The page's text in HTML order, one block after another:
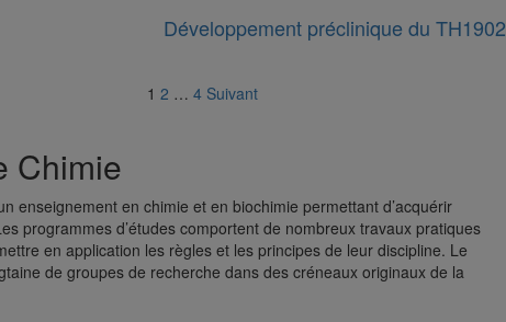
Développement préclinique du TH1902
Pagination
1 2 … 4 Suivant
Chimie
enseignement en chimie et en biochimie permettant d’acquérir
programmes d’études comportent de nombreux travaux pratiques
en application les règles et les principes de leur discipline. Le
de groupes de recherche dans des créneaux originaux de la